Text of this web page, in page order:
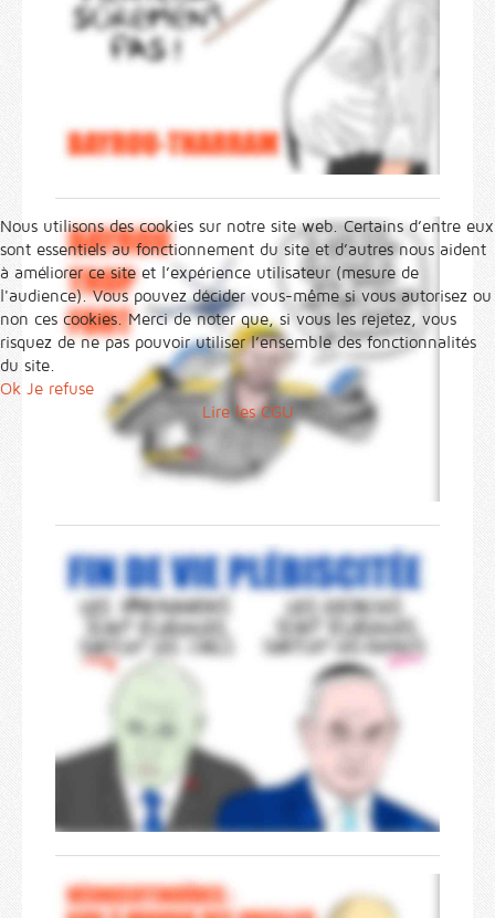
Nous utilisons des cookies sur notre site web. Certains d’entre eux
sont essentiels au fonctionnement du site et d’autres nous aident
à améliorer ce site et l’expérience utilisateur (mesure de
l'audience). Vous pouvez décider vous-même si vous autorisez ou
non ces cookies. Merci de noter que, si vous les rejetez, vous
risquez de ne pas pouvoir utiliser l’ensemble des fonctionnalités
du site.
Ok Je refuse
Lire les CGU